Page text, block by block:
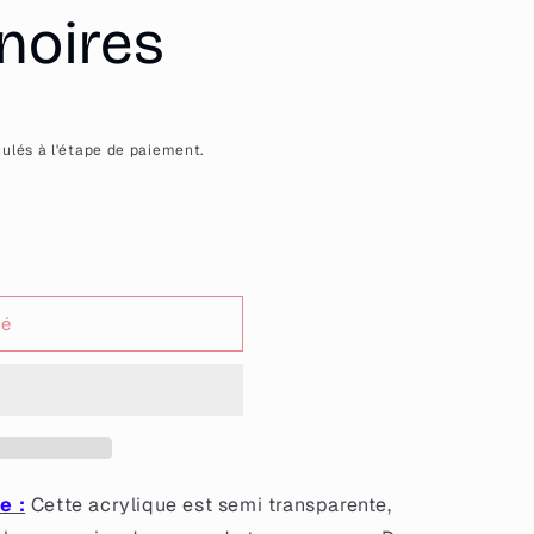
à l'étape de paiement.
: Cette acrylique est semi transparente,